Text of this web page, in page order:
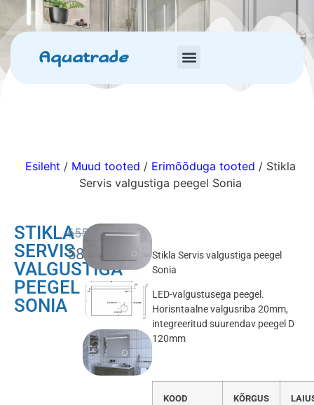
Aquatrade
Esileht / Muud tooted / Erimõõduga tooted / Stikla
Servis valgustiga peegel Sonia
STIKLA
SERVIS
VALGUSTIGA
PEEGEL
SONIA
655.00€
589.50
Stikla Servis valgustiga peegel
Sonia
LED-valgustusega peegel.
Horisntaalne valgusriba 20mm,
integreeritud suurendav peegel D
120mm
KOOD
KÕRGUS